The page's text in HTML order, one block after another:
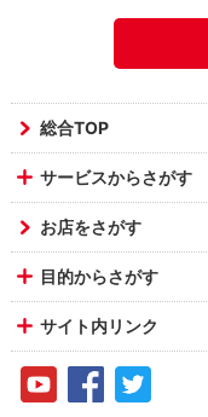
総合TOP
サービスからさがす
お店をさがす
目的からさがす
サイト内リンク